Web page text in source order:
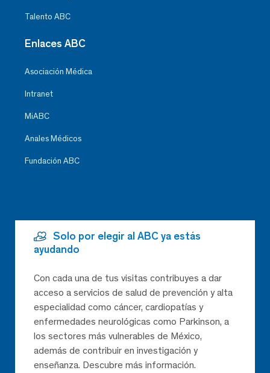
Talento ABC
Enlaces ABC
Asociación Médica
Intranet
MiABC
Anales Médicos
Fundación ABC
Solo por elegir al ABC ya estás
ayudando
Con cada una de tus visitas contribuyes a dar
acceso a servicios de salud de prevención y alta
especialidad como cáncer, cardiopatías y
enfermedades neurológicas como Parkinson, a
los sectores más vulnerables de México,
además de contribuir en investigación y
enseñanza. Descubre más información.